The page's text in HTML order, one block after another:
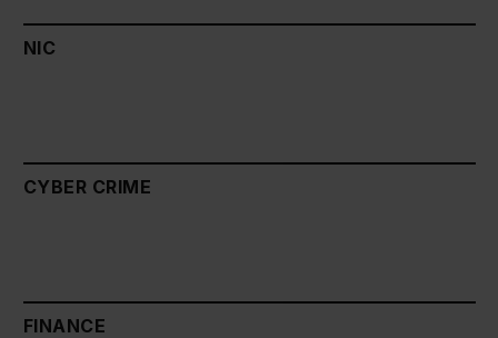
NIC
CYBER CRIME
FINANCE